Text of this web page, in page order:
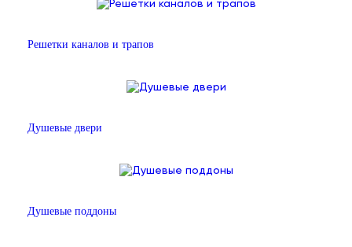
Решетки каналов и трапов
Душевые двери
Душевые поддоны